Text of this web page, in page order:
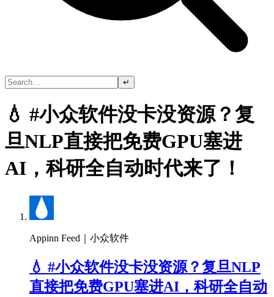
↵
💧 #小众软件没卡没资源？复
旦NLP直接把免费GPU塞进
AI，科研全自动时代来了！
Appinn Feed｜小众软件
💧 #小众软件没卡没资源？复旦NLP
直接把免费GPU塞进AI，科研全自动